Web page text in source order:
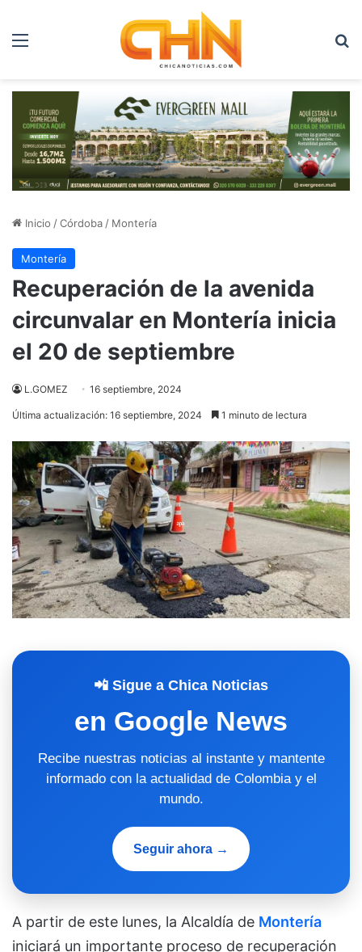
Menú
Inicio /Córdoba / Montería
Montería
Recuperación de la avenida
circunvalar en Montería inicia
el 20 de septiembre
L.GOMEZ 16 septiembre, 2024
Última actualización: 16 septiembre, 2024 1 minuto de lectura
📲 Sigue a Chica Noticias
en Google News
Recibe nuestras noticias al instante y mantente
informado con la actualidad de Colombia y el
mundo.
Seguir ahora →
A partir de este lunes, la Alcaldía de Montería
iniciará un importante proceso de recuperación